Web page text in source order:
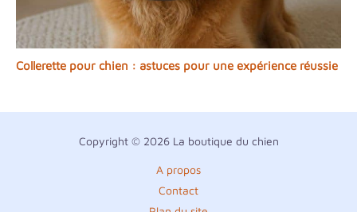
Collerette pour chien : astuces pour une expérience réussie
Copyright © 2026 La boutique du chien
A propos
Contact